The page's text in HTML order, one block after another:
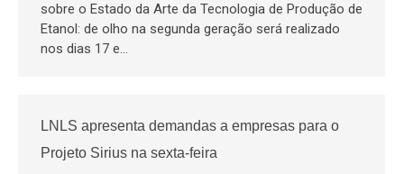
sobre o Estado da Arte da Tecnologia de Produção de
Etanol: de olho na segunda geração será realizado
nos dias 17 e…
LNLS apresenta demandas a empresas para o
Projeto Sirius na sexta-feira